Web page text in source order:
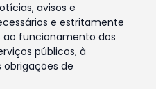
avisos e
e estritamente
ao funcionamento dos
públicos, à
de